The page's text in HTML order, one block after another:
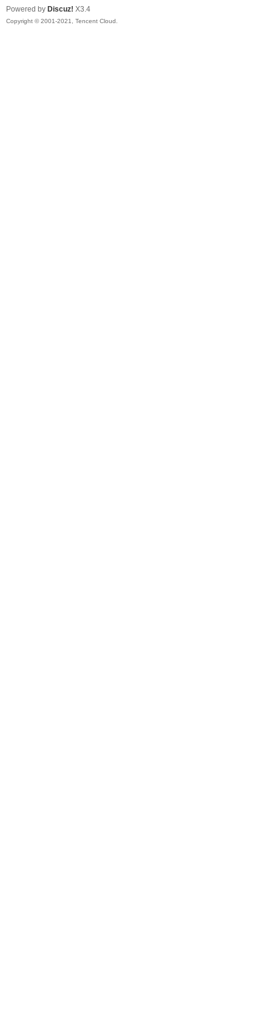
Powered by Discuz! X3.4
Copyright © 2001-2021, Tencent Cloud.